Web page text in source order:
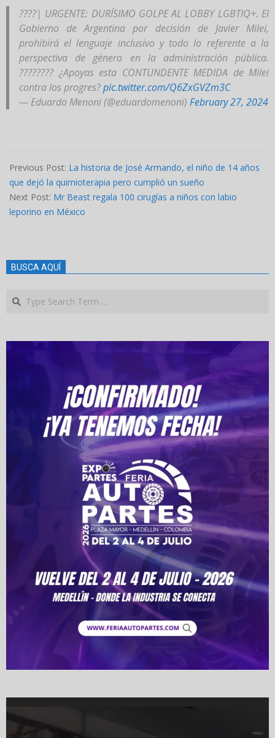
????| URGENTE: DURÍSIMO GOLPE AL LOBBY LGBTIQ+. El
Gobierno de Argentina por decisión de Javier Milei,
prohibirá el lenguaje inclusivo y todo lo referente a la
perspectiva de género en la administración pública.
???????? ¿Apoyas esta CONTUNDENTE MEDIDA de Milei
contra los progres?pic.twitter.com/Q6ZxGVZm3C
— Eduardo Menoni (@eduardomenoni) February 27, 2024
02-
28
Previous Post: La historia de José Armando, el niño de 14 años
que dejó la quimioterapia pero cumplió un sueño
Next Post: Mr Beast regala 100 cirugías a niños con labio
leporino en México
BUSCA AQUÍ
Search
Player